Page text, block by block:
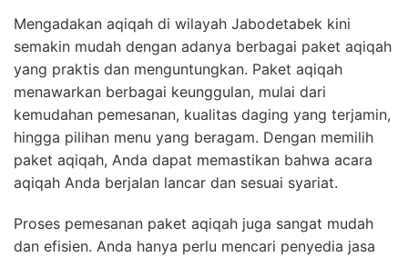
Mengadakan aqiqah di wilayah Jabodetabek kini
semakin mudah dengan adanya berbagai paket aqiqah
yang praktis dan menguntungkan. Paket aqiqah
menawarkan berbagai keunggulan, mulai dari
kemudahan pemesanan, kualitas daging yang terjamin,
hingga pilihan menu yang beragam. Dengan memilih
paket aqiqah, Anda dapat memastikan bahwa acara
aqiqah Anda berjalan lancar dan sesuai syariat.
Proses pemesanan paket aqiqah juga sangat mudah
dan efisien. Anda hanya perlu mencari penyedia jasa